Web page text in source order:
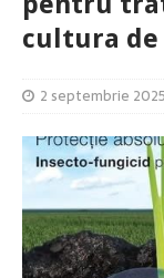
cultura de
2 septembrie 2025